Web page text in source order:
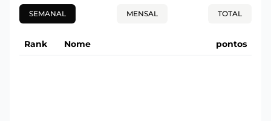
SEMANAL MENSAL TOTAL
Rank Nome pontos